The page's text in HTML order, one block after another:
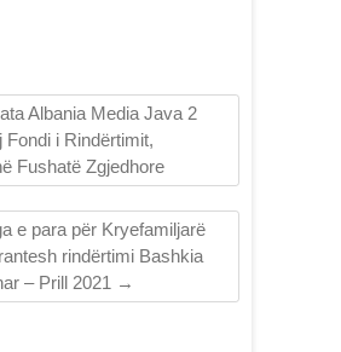
Albania Media Java 2
Fondi i Rindërtimit,
Fushatë Zgjedhore
e para për Kryefamiljarë
rindërtimi Bashkia
– Prill 2021 →